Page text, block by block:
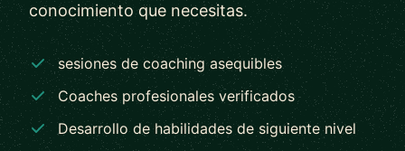
conocimiento que necesitas.
sesiones de coaching asequibles
Coaches profesionales verificados
Desarrollo de habilidades de siguiente nivel